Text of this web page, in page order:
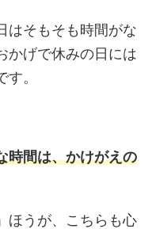
はそもそも時間がな
かげで休みの日には
。
時間は、かけがえの
ほうが、こちらも心